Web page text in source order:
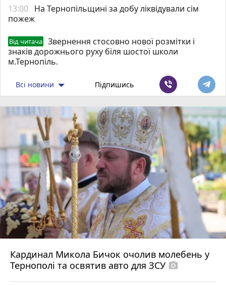
13:00 На Тернопільщині за добу ліквідували сім
пожеж
Від читача
Звернення стосовно нової розмітки і
знаків дорожнього руху біля шостої школи
м.Тернопіль.
Всі новини Підпишись
Кардинал Микола Бичок очолив молебень у
Тернополі та освятив авто для ЗСУ photo_camera